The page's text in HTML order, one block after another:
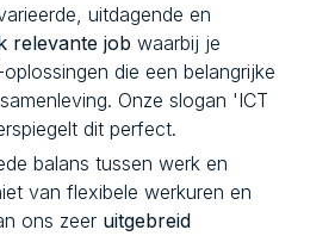
uitdagende en
relevante job waarbij je
die een belangrijke
Onze slogan 'ICT
dit perfect.
balans tussen werk en
van flexibele werkuren en
ons zeer uitgebreid